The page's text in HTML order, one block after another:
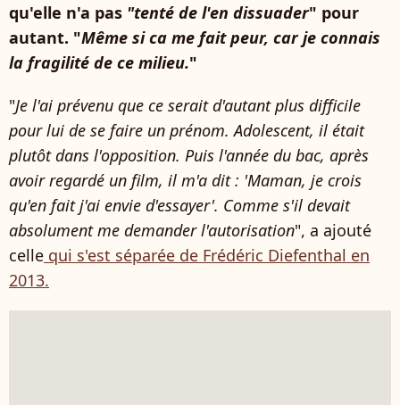
qu'elle n'a pas "tenté de l'en dissuader" pour
autant. "Même si ca me fait peur, car je connais
la fragilité de ce milieu."
"Je l'ai prévenu que ce serait d'autant plus difficile
pour lui de se faire un prénom. Adolescent, il était
plutôt dans l'opposition. Puis l'année du bac, après
avoir regardé un film, il m'a dit : 'Maman, je crois
qu'en fait j'ai envie d'essayer'. Comme s'il devait
absolument me demander l'autorisation", a ajouté
celle qui s'est séparée de Frédéric Diefenthal en
2013.